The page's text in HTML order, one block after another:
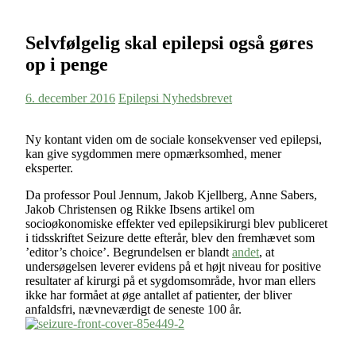
Selvfølgelig skal epilepsi også gøres
op i penge
6. december 2016 Epilepsi Nyhedsbrevet
Ny kontant viden om de sociale konsekvenser ved epilepsi,
kan give sygdommen mere opmærksomhed, mener
eksperter.
Da professor Poul Jennum, Jakob Kjellberg, Anne Sabers,
Jakob Christensen og Rikke Ibsens artikel om
socioøkonomiske effekter ved epilepsikirurgi blev publiceret
i tidsskriftet Seizure dette efterår, blev den fremhævet som
’editor’s choice’. Begrundelsen er blandt andet, at
undersøgelsen leverer evidens på et højt niveau for positive
resultater af kirurgi på et sygdomsområde, hvor man ellers
ikke har formået at øge antallet af patienter, der bliver
anfaldsfri, nævneværdigt de seneste 100 år.